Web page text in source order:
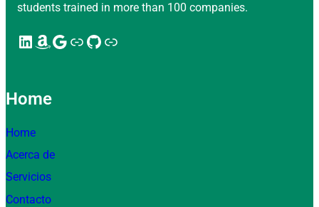
students trained in more than 100 companies.
LinkedIn Amazon Google Enlace GitHub Enlace
Home
Home
Acerca de
Servicios
Contacto